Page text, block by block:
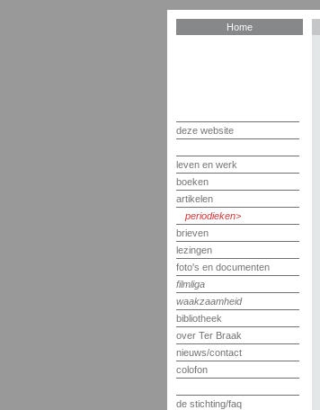
Home
deze website
leven en werk
boeken
artikelen
periodieken
brieven
lezingen
foto's en documenten
filmliga
waakzaamheid
bibliotheek
over Ter Braak
nieuws/contact
colofon
de stichting/faq